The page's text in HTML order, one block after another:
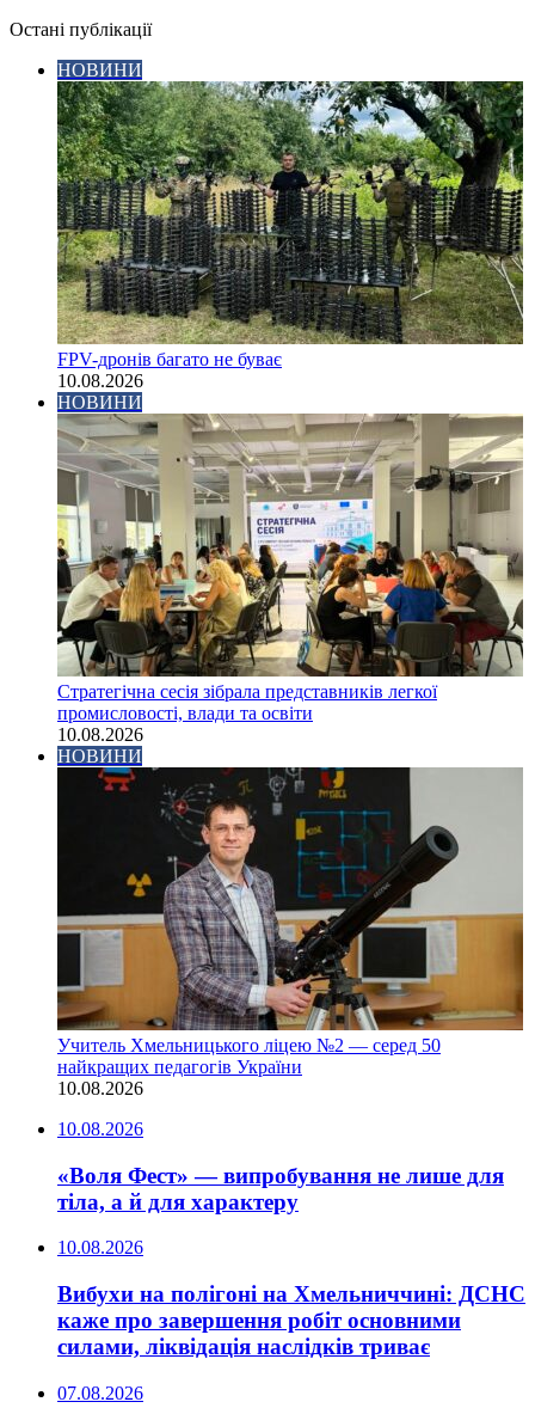
Остані публікації
НОВИНИ
FPV-дронів багато не буває
10.08.2026
НОВИНИ
Стратегічна сесія зібрала представників легкої
промисловості, влади та освіти
10.08.2026
НОВИНИ
Учитель Хмельницького ліцею №2 — серед 50
найкращих педагогів України
10.08.2026
10.08.2026
«Воля Фест» — випробування не лише для
тіла, а й для характеру
10.08.2026
Вибухи на полігоні на Хмельниччині: ДСНС
каже про завершення робіт основними
силами, ліквідація наслідків триває
07.08.2026